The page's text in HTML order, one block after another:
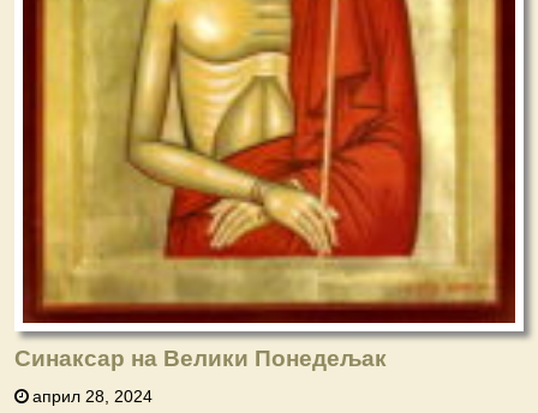
Синаксар на Велики Понедељак
април 28, 2024